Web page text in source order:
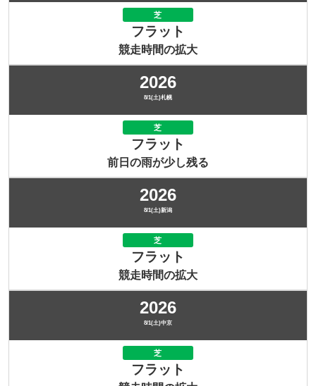
芝
フラット
競走時間の拡大
2026
8/1(土)札幌
芝
フラット
前日の雨が少し残る
2026
8/1(土)新潟
芝
フラット
競走時間の拡大
2026
8/1(土)中京
芝
フラット